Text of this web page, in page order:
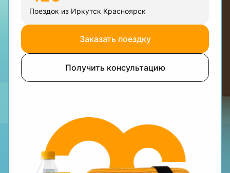
Поездок из Иркутск Красноярск
Заказать поездку
Получить консультацию